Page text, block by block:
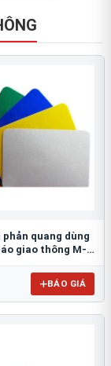
phản quang dùng
giao thông M-
BÁO GIÁ